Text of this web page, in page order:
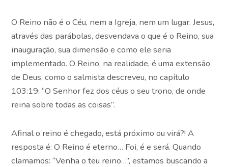
O Reino não é o Céu, nem a Igreja, nem um lugar. Jesus,
através das parábolas, desvendava o que é o Reino, sua
inauguração, sua dimensão e como ele seria
implementado. O Reino, na realidade, é uma extensão
de Deus, como o salmista descreveu, no capítulo
103:19: “O Senhor fez dos céus o seu trono, de onde
reina sobre todas as coisas”.
Afinal o reino é chegado, está próximo ou virá?! A
resposta é: O Reino é eterno… Foi, é e será. Quando
clamamos: “Venha o teu reino…”, estamos buscando a